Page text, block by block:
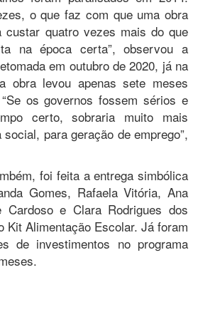
o que faz com que uma obra
custar quatro vezes mais do que
na época certa”, observou a
em outubro de 2020, já na
obra levou apenas sete meses
os governos fossem sérios e
certo, sobraria muito mais
para geração de emprego”,
foi feita a entrega simbólica
Gomes, Rafaela Vitória, Ana
Cardoso e Clara Rodrigues dos
Kit Alimentação Escolar. Já foram
de investimentos no programa